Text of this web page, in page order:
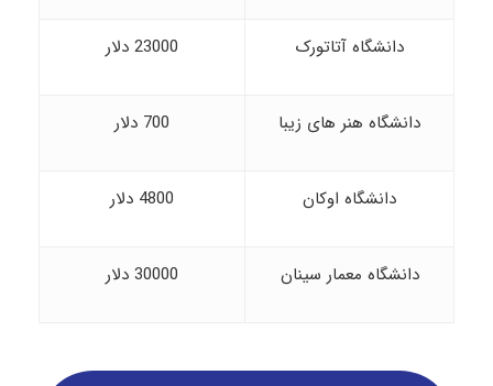
دانشگاه آتاتورک 23000 دلار
دانشگاه هنر های زیبا 700 دلار
دانشگاه اوکان 4800 دلار
دانشگاه معمار سینان 30000 دلار